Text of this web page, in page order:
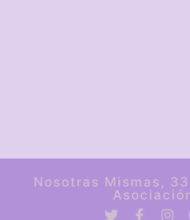
Nosotras Mismas,